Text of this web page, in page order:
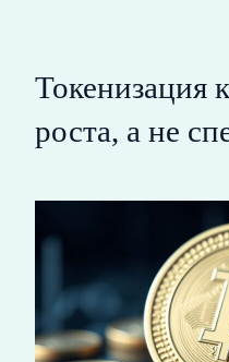
Токенизация
роста, а не